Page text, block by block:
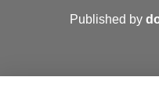
Published by